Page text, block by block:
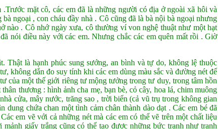
mặt cô, các em đã là những người có địa ở ngoài xã hôi và
ngoại , con cháu đầy nhà . Cô cũng đã là bà nội bà ngoại nhưng
nào . Cô nhớ ngày xưa, cô thường ví von nghệ thuật như một hạt
nói điều này với các em. Nhưng chắc các em quên mất rồi . Giờ
Thật là hạnh phúc sung sướng, an bình và tự do, không lệ thuộc
không dắn đo suy tính khi các em dùng màu sắc và đường nét để
của một thế giới riêng tư mộng tưởng trong tư duy, trong tâm hồn
thương : hình ảnh cha mẹ, bạn bè, cỏ cây, hoa lá, chim muông
cửa, mây nước, trăng sao , trời biển (cả vũ trụ trong không gian
dung chứa chan một tình cảm chân thành dào dạt . Các em bé đã
em vẽ với cả những nét mà các em có thể vẽ trên một chất liệu
giấy trắng cũng có thể tạo được những bức tranh như tranh